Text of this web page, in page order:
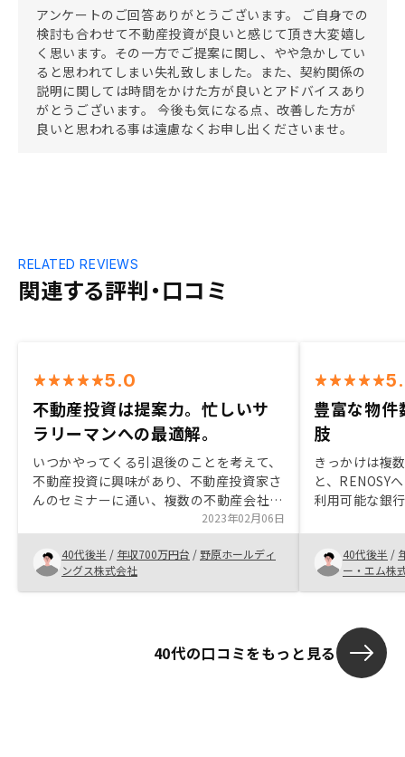
アンケートのご回答ありがとうございます。 ご自身での
検討も合わせて不動産投資が良いと感じて頂き大変嬉し
く思います。その一方でご提案に関し、やや急かしてい
ると思われてしまい失礼致しました。また、契約関係の
説明に関しては時間をかけた方が良いとアドバイスあり
がとうございます。 今後も気になる点、改善した方が
良いと思われる事は遠慮なくお申し出くださいませ。
関連する評判・口コミ
RELATED REVIEWS
5.0
不動産投資は提案力。忙しいサ
ラリーマンへの最適解。
いつかやってくる引退後のことを考えて、
不動産投資に興味があり、不動産投資家さ
んのセミナーに通い、複数の不動産会社と
面談し、いろいろな不動産投資手法を検討
しましたが、最初の1棟になかなか踏み切
ることができませんでした。Renosyさん
から中古ワンルームマンション不動産投資
のご提案をいただいたところ、自分でも住
約手続きも対応よくスムーズで、アプリも
2023年02月06日
40代後半 / 年収700万円台 / 野原ホールディ
ングス株式会社
豊富な物件
肢
きっかけは複
と、RENOSY
利用可能な銀
提案してもら
でした。チー
部門間やフェ
思います。タ
突にメールや
とに戸惑う事
40代後半 /
ー・エム株
40代の口コミをもっと見る